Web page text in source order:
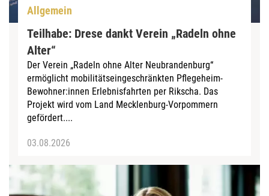
Allgemein
Teilhabe: Drese dankt Verein „Radeln ohne
Alter“
Der Verein „Radeln ohne Alter Neubrandenburg“
ermöglicht mobilitätseingeschränkten Pflegeheim-
Bewohner:innen Erlebnisfahrten per Rikscha. Das
Projekt wird vom Land Mecklenburg-Vorpommern
gefördert....
03.08.2026